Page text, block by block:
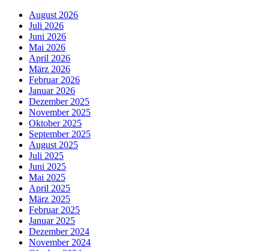
August 2026
Juli 2026
Juni 2026
Mai 2026
April 2026
März 2026
Februar 2026
Januar 2026
Dezember 2025
November 2025
Oktober 2025
September 2025
August 2025
Juli 2025
Juni 2025
Mai 2025
April 2025
März 2025
Februar 2025
Januar 2025
Dezember 2024
November 2024